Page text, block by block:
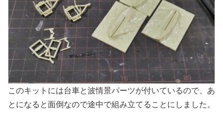
このキットには台車と波情景パーツが付いているので、あ
とになると面倒なので途中で組み立てることにしました。